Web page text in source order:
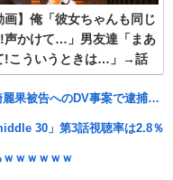
画】俺「彼女ちゃんも同じ
声かけて…」男友達「まあ
!こういうときは…」→話
けないでいると彼女が俺の
始めて…
逮捕されていた 宮崎は全身打撲、頭部裂
30」第3話視聴率は2.8％
ｗｗｗｗｗｗ